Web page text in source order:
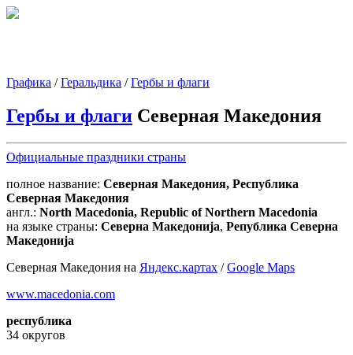
Графика /Геральдика /Гербы и флаги
Гербы и флаги Северная Македония
Официальные праздники страны
полное название: Северная Македония, Республика
Северная Македония
англ.: North Macedonia, Republic of Northern Macedonia
на языке страны: Северна Македонија, Република Северна
Македонија
Северная Македония на Яндекс.картах /Google Maps
www.macedonia.com
республика
34 округов